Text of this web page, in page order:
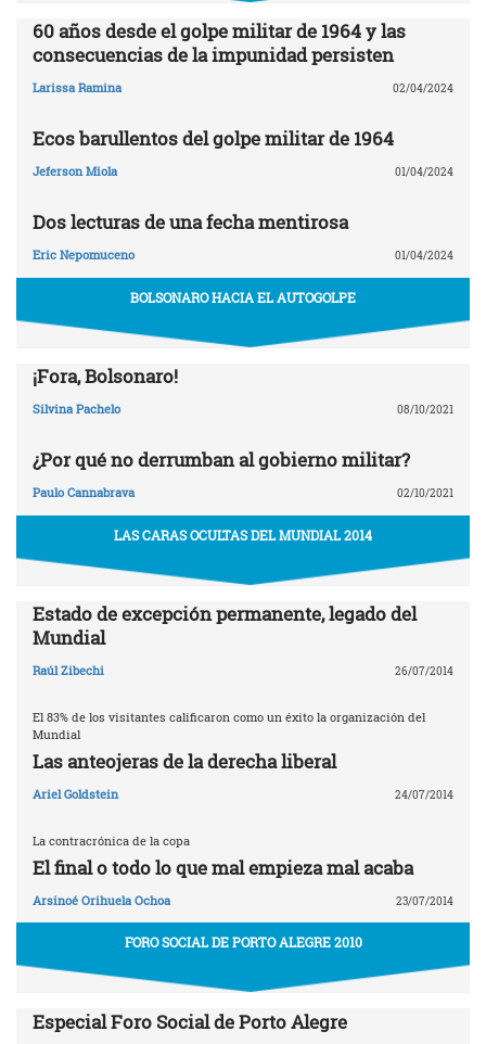
60 años desde el golpe militar de 1964 y las
consecuencias de la impunidad persisten
Larissa Ramina 02/04/2024
Ecos barullentos del golpe militar de 1964
Jeferson Miola 01/04/2024
Dos lecturas de una fecha mentirosa
Eric Nepomuceno 01/04/2024
BOLSONARO HACIA EL AUTOGOLPE
¡Fora, Bolsonaro!
Silvina Pachelo 08/10/2021
¿Por qué no derrumban al gobierno militar?
Paulo Cannabrava 02/10/2021
LAS CARAS OCULTAS DEL MUNDIAL 2014
Estado de excepción permanente, legado del
Mundial
Raúl Zibechi 26/07/2014
El 83% de los visitantes calificaron como un éxito la organización del
Mundial
Las anteojeras de la derecha liberal
Ariel Goldstein 24/07/2014
La contracrónica de la copa
El final o todo lo que mal empieza mal acaba
Arsinoé Orihuela Ochoa 23/07/2014
FORO SOCIAL DE PORTO ALEGRE 2010
Especial Foro Social de Porto Alegre